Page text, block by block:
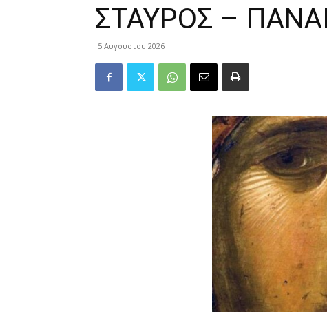
ΣΤΑΥΡΟΣ –
5 Αυγούστου 2026